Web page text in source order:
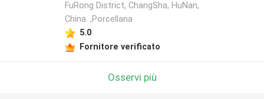
FuRong District, ChangSha, HuNan,
China. ,Porcellana
5.0
Fornitore verificato
Osservi più